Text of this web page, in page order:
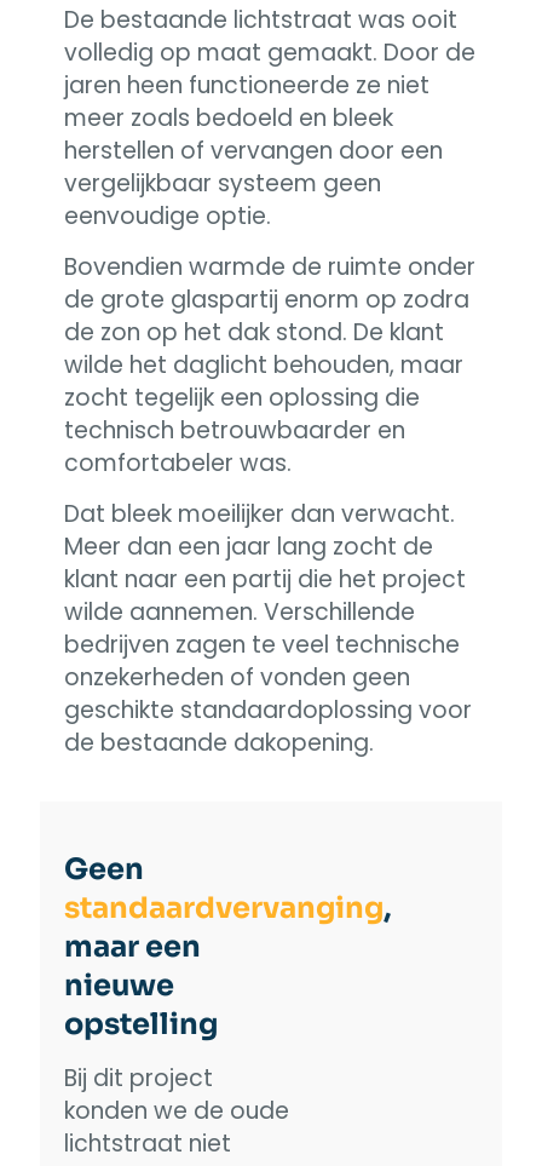
De bestaande lichtstraat was ooit
volledig op maat gemaakt. Door de
jaren heen functioneerde ze niet
meer zoals bedoeld en bleek
herstellen of vervangen door een
vergelijkbaar systeem geen
eenvoudige optie.
Bovendien warmde de ruimte onder
de grote glaspartij enorm op zodra
de zon op het dak stond. De klant
wilde het daglicht behouden, maar
zocht tegelijk een oplossing die
technisch betrouwbaarder en
comfortabeler was.
Dat bleek moeilijker dan verwacht.
Meer dan een jaar lang zocht de
klant naar een partij die het project
wilde aannemen. Verschillende
bedrijven zagen te veel technische
onzekerheden of vonden geen
geschikte standaardoplossing voor
de bestaande dakopening.
Geen
standaardvervanging,
maar een
nieuwe
opstelling
Bij dit project
konden we de oude
lichtstraat niet